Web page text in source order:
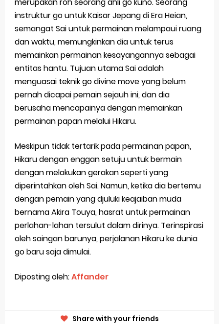
instruktur go untuk Kaisar Jepang di Era Heian,
semangat Sai untuk permainan melampaui ruang
dan waktu, memungkinkan dia untuk terus
memainkan permainan kesayangannya sebagai
entitas hantu. Tujuan utama Sai adalah
menguasai teknik go divine move yang belum
pernah dicapai pemain sejauh ini, dan dia
berusaha mencapainya dengan memainkan
permainan papan melalui Hikaru.
Meskipun tidak tertarik pada permainan papan,
Hikaru dengan enggan setuju untuk bermain
dengan melakukan gerakan seperti yang
diperintahkan oleh Sai. Namun, ketika dia bertemu
dengan pemain yang djuluki keajaiban muda
bernama Akira Touya, hasrat untuk permainan
perlahan-lahan tersulut dalam dirinya. Terinspirasi
oleh saingan barunya, perjalanan Hikaru ke dunia
go baru saja dimulai.
Diposting oleh:Affander
Share with your friends